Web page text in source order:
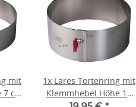
mit
cm
1x Lares Tortenring mit
Klemmhebel Höhe 10